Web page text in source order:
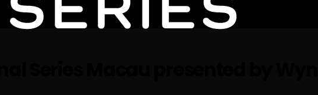
Series Macau presented by Wynn